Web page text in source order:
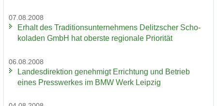
07.08.2008
Er­halt des Tra­di­ti­ons­un­ter­neh­mens De­litz­scher Scho­
ko­la­den GmbH hat obers­te re­gio­na­le Prio­ri­tät
06.08.2008
Lan­des­di­rek­ti­on ge­neh­migt Er­rich­tung und Be­trieb
eines Press­wer­kes im BMW Werk Leip­zig